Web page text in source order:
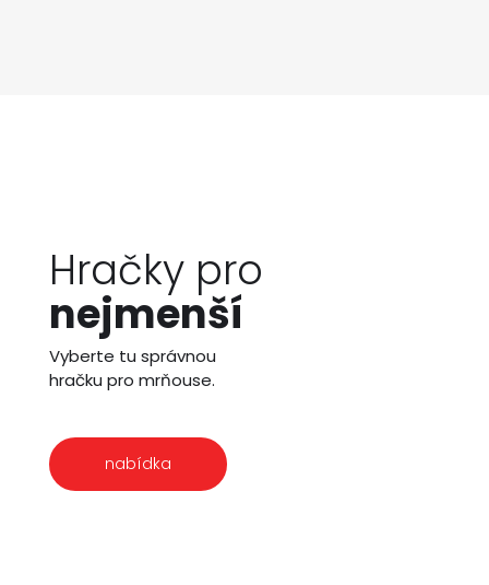
Hračky pro
nejmenší
Vyberte tu správnou
hračku pro mrňouse.
nabídka